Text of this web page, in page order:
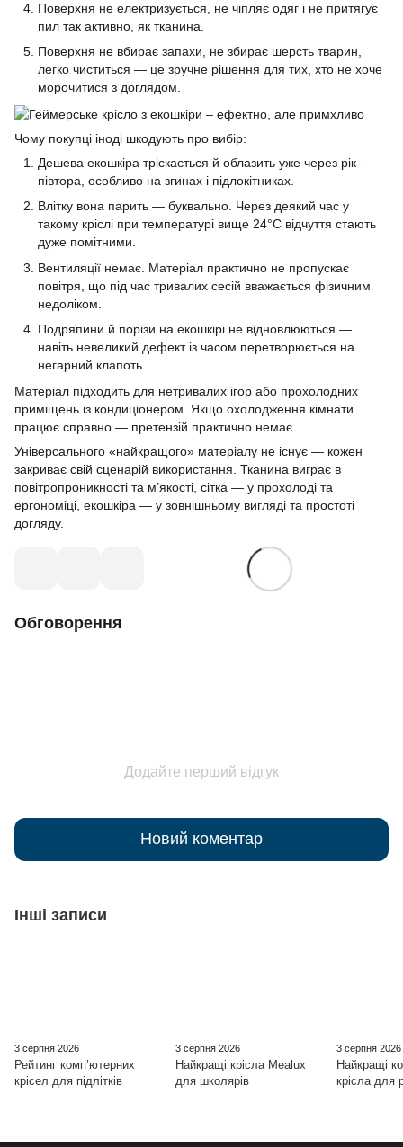
Поверхня не електризується, не чіпляє одяг і не притягує
пил так активно, як тканина.
Поверхня не вбирає запахи, не збирає шерсть тварин,
легко чиститься — це зручне рішення для тих, хто не хоче
морочитися з доглядом.
Чому покупці іноді шкодують про вибір:
Дешева екошкіра тріскається й облазить уже через рік-
півтора, особливо на згинах і підлокітниках.
Влітку вона парить — буквально. Через деякий час у
такому кріслі при температурі вище 24°C відчуття стають
дуже помітними.
Вентиляції немає. Матеріал практично не пропускає
повітря, що під час тривалих сесій вважається фізичним
недоліком.
Подряпини й порізи на екошкірі не відновлюються —
навіть невеликий дефект із часом перетворюється на
негарний клапоть.
Матеріал підходить для нетривалих ігор або прохолодних
приміщень із кондиціонером. Якщо охолодження кімнати
працює справно — претензій практично немає.
Універсального «найкращого» матеріалу не існує — кожен
закриває свій сценарій використання. Тканина виграє в
повітропроникності та м’якості, сітка — у прохолоді та
ергономіці, екошкіра — у зовнішньому вигляді та простоті
догляду.
Обговорення
Додайте перший відгук
Новий коментар
Інші записи
3 серпня 2026
Рейтинг комп’ютерних
крісел для підлітків
3 серпня 2026
Найкращі крісла Mealux
для школярів
3 серпня 2026
Найкращі
крісла для